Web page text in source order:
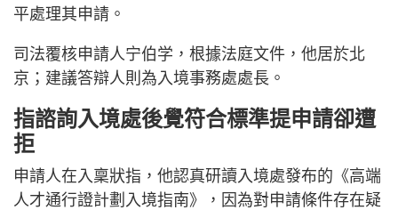
平處理其申請。
司法覆核申請人宁伯学，根據法庭文件，他居於北
京；建議答辯人則為入境事務處處長。
指諮詢入境處後覺符合標準提申請卻遭
拒
申請人在入稟狀指，他認真研讀入境處發布的《高端
人才通行證計劃入境指南》，因為對申請條件存在疑